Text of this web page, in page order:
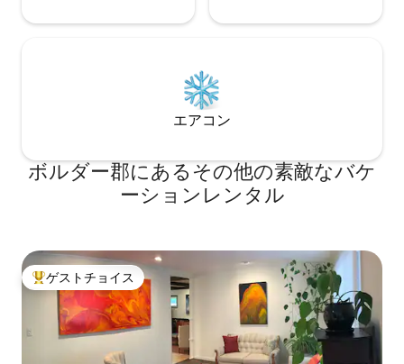
エアコン
ボルダー郡にあるその他の素敵なバケ
ーションレンタル
大好評のゲストチョイスです。
ゲストチョイス